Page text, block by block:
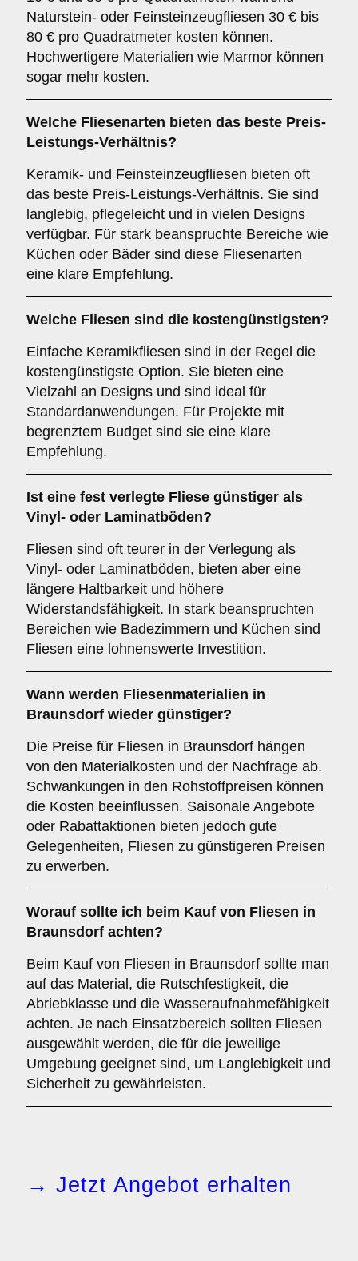
Naturstein- oder Feinsteinzeugfliesen 30 € bis
80 € pro Quadratmeter kosten können.
Hochwertigere Materialien wie Marmor können
sogar mehr kosten.
Welche Fliesenarten bieten das beste Preis-
Leistungs-Verhältnis?
Keramik- und Feinsteinzeugfliesen bieten oft
das beste Preis-Leistungs-Verhältnis. Sie sind
langlebig, pflegeleicht und in vielen Designs
verfügbar. Für stark beanspruchte Bereiche wie
Küchen oder Bäder sind diese Fliesenarten
eine klare Empfehlung.
Welche Fliesen sind die kostengünstigsten?
Einfache Keramikfliesen sind in der Regel die
kostengünstigste Option. Sie bieten eine
Vielzahl an Designs und sind ideal für
Standardanwendungen. Für Projekte mit
begrenztem Budget sind sie eine klare
Empfehlung.
Ist eine fest verlegte Fliese günstiger als
Vinyl- oder Laminatböden?
Fliesen sind oft teurer in der Verlegung als
Vinyl- oder Laminatböden, bieten aber eine
längere Haltbarkeit und höhere
Widerstandsfähigkeit. In stark beanspruchten
Bereichen wie Badezimmern und Küchen sind
Fliesen eine lohnenswerte Investition.
Wann werden Fliesenmaterialien in
Braunsdorf wieder günstiger?
Die Preise für Fliesen in Braunsdorf hängen
von den Materialkosten und der Nachfrage ab.
Schwankungen in den Rohstoffpreisen können
die Kosten beeinflussen. Saisonale Angebote
oder Rabattaktionen bieten jedoch gute
Gelegenheiten, Fliesen zu günstigeren Preisen
zu erwerben.
Worauf sollte ich beim Kauf von Fliesen in
Braunsdorf achten?
Beim Kauf von Fliesen in Braunsdorf sollte man
auf das Material, die Rutschfestigkeit, die
Abriebklasse und die Wasseraufnahmefähigkeit
achten. Je nach Einsatzbereich sollten Fliesen
ausgewählt werden, die für die jeweilige
Umgebung geeignet sind, um Langlebigkeit und
Sicherheit zu gewährleisten.
→ Jetzt Angebot erhalten